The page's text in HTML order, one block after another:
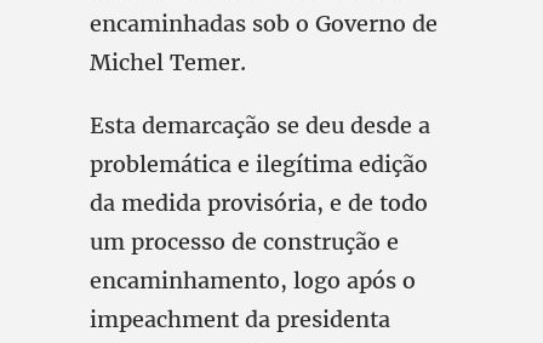
encaminhadas sob o Governo de
Michel Temer.
Esta demarcação se deu desde a
problemática e ilegítima edição
da medida provisória, e de todo
um processo de construção e
encaminhamento, logo após o
impeachment da presidenta